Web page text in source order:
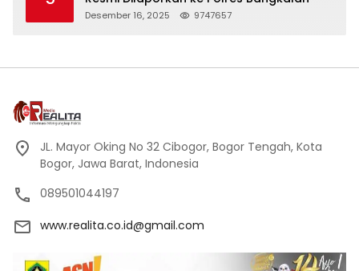
Desember 16, 2025 9747657
JL. Mayor Oking No 32 Cibogor, Bogor Tengah, Kota
Bogor, Jawa Barat, Indonesia
089501044197
www.realita.co.id@gmail.com